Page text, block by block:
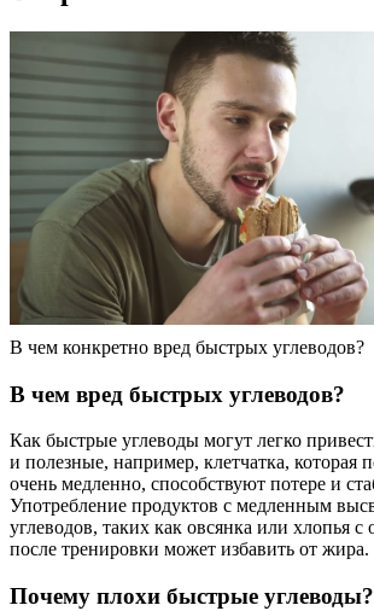
В чем конкретно вред быстрых углеводов?
В чем вред быстрых углеводов?
Как быстрые углеводы могут легко
и полезные, например, клетчатка, которая
очень медленно, способствуют потере и
Употребление продуктов с медленным
углеводов, таких как овсянка или хлопья с
после тренировки может избавить от жира.
Почему плохи быстрые углеводы?